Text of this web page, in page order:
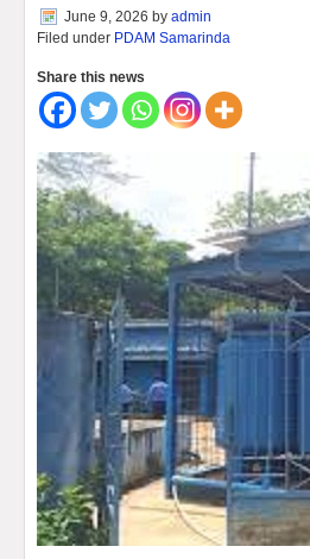
June 9, 2026 by admin
Filed under PDAM Samarinda
Share this news